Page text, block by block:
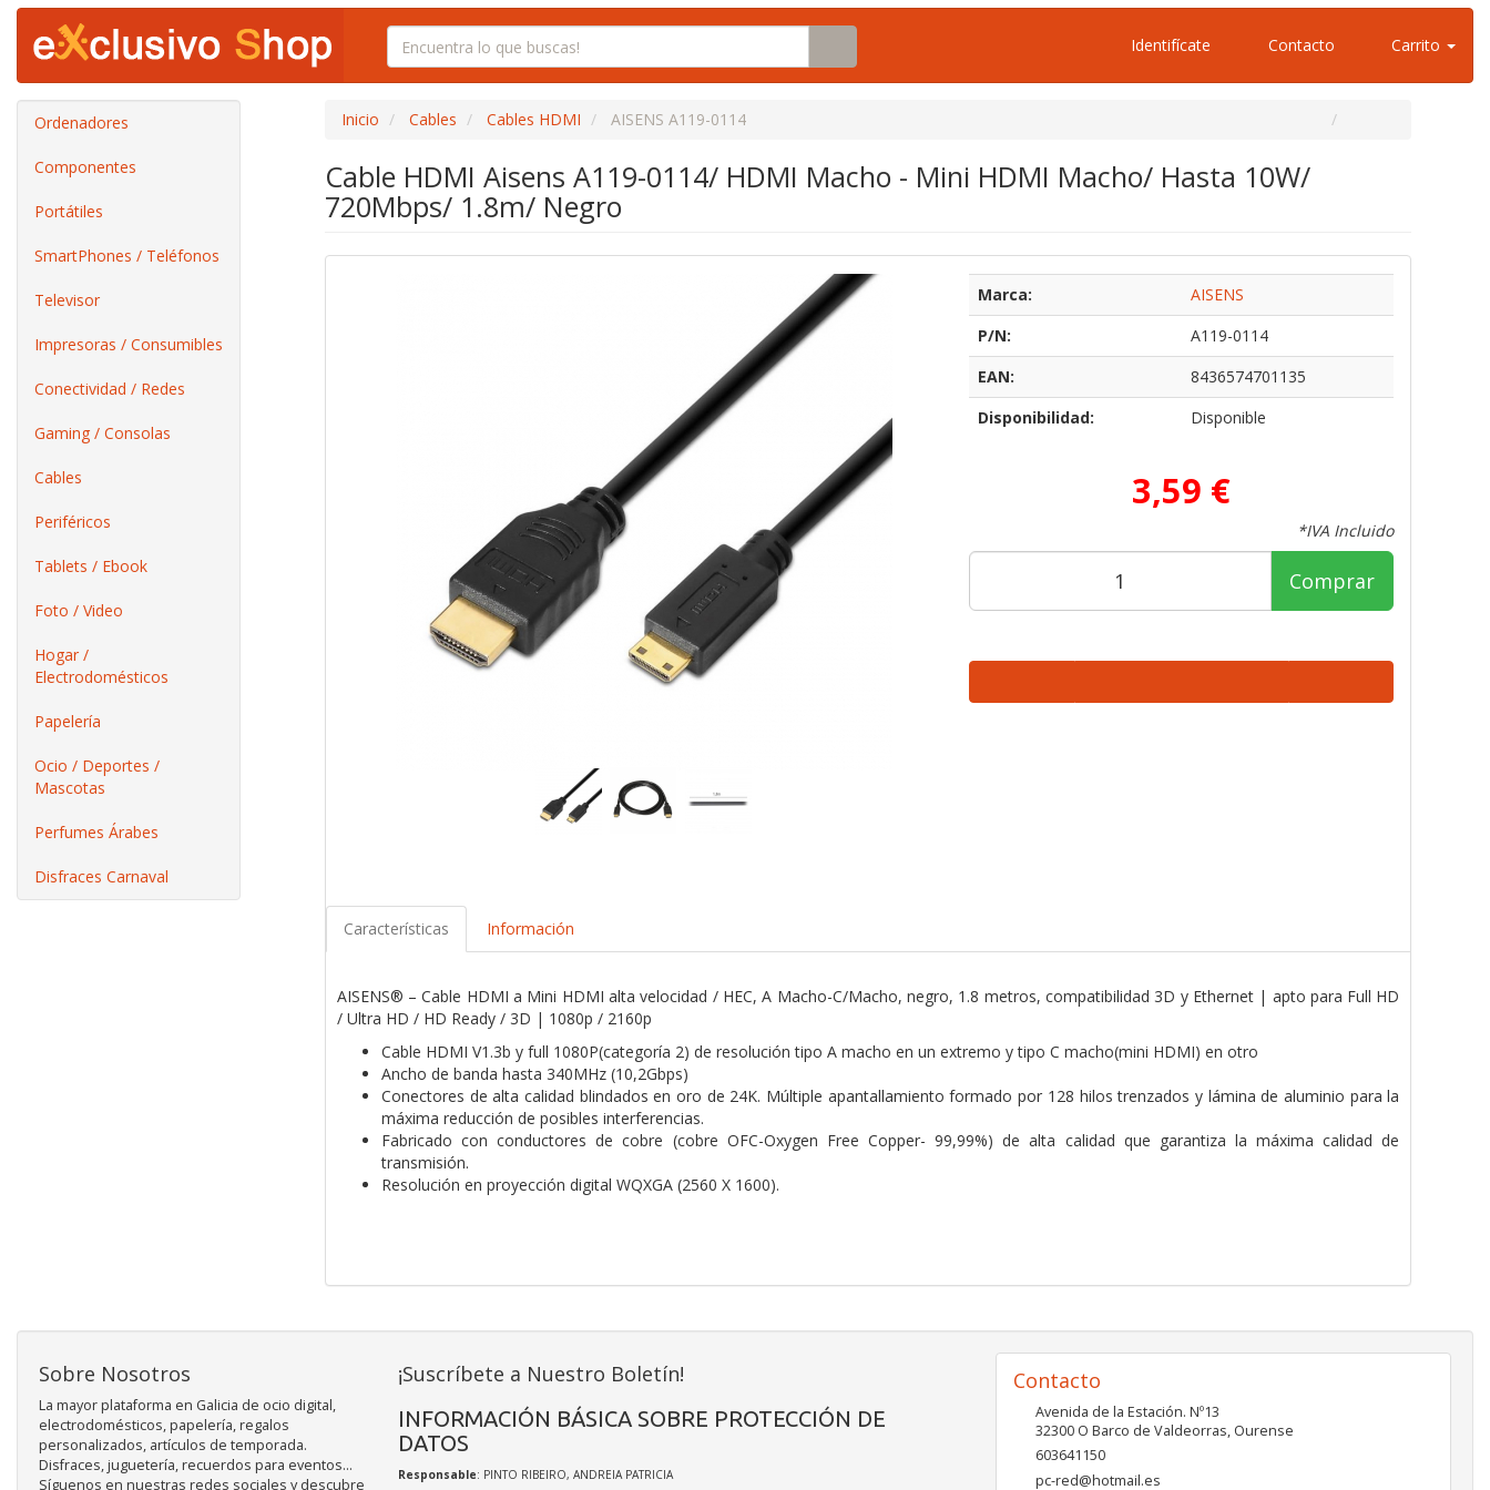
Identifícate Contacto Carrito
Ordenadores
Componentes
Portátiles
SmartPhones / Teléfonos
Televisor
Impresoras / Consumibles
Conectividad / Redes
Gaming / Consolas
Cables
Periféricos
Tablets / Ebook
Foto / Video
Hogar /
Electrodomésticos
Papelería
Ocio / Deportes /
Mascotas
Perfumes Árabes
Disfraces Carnaval
Inicio Cables Cables HDMI AISENS A119-0114
Cable HDMI Aisens A119-0114/ HDMI Macho - Mini HDMI Macho/ Hasta 10W/
720Mbps/ 1.8m/ Negro
Marca:
AISENS
P/N:
A119-0114
EAN:
8436574701135
Disponibilidad:
Disponible
3,59 €
*IVA Incluido
Comprar
Características Información
AISENS® – Cable HDMI a Mini HDMI alta velocidad / HEC, A Macho-C/Macho, negro, 1.8 metros, compatibilidad 3D y Ethernet | apto para Full HD
/ Ultra HD / HD Ready / 3D | 1080p / 2160p
Cable HDMI V1.3b y full 1080P(categoría 2) de resolución tipo A macho en un extremo y tipo C macho(mini HDMI) en otro
Ancho de banda hasta 340MHz (10,2Gbps)
Conectores de alta calidad blindados en oro de 24K. Múltiple apantallamiento formado por 128 hilos trenzados y lámina de aluminio para la
máxima reducción de posibles interferencias.
Fabricado con conductores de cobre (cobre OFC-Oxygen Free Copper- 99,99%) de alta calidad que garantiza la máxima calidad de
transmisión.
Resolución en proyección digital WQXGA (2560 X 1600).
Sobre Nosotros
La mayor plataforma en Galicia de ocio digital,
electrodomésticos, papelería, regalos
personalizados, artículos de temporada.
Disfraces, juguetería, recuerdos para eventos...
Síguenos en nuestras redes sociales y descubre
¡Suscríbete a Nuestro Boletín!
INFORMACIÓN BÁSICA SOBRE PROTECCIÓN DE
DATOS
Responsable: PINTO RIBEIRO, ANDREIA PATRICIA
Contacto
Avenida de la Estación. Nº13
32300 O Barco de Valdeorras, Ourense
603641150
pc-red@hotmail.es